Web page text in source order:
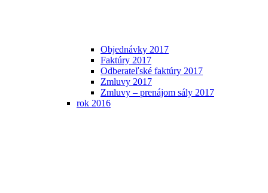
Objednávky 2017
Faktúry 2017
Odberateľské faktúry 2017
Zmluvy 2017
Zmluvy – prenájom sály 2017
rok 2016